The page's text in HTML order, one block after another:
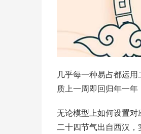
几乎每一种易占都运
质上一周即回归年一
无论模型上如何设置
二十四节气出自西汉